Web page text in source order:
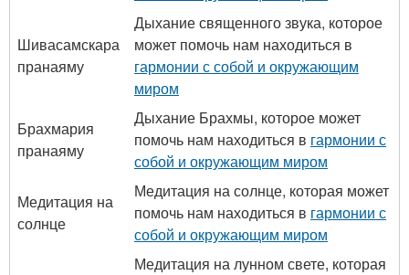
Шивасамскара
пранаяму
Дыхание священного звука, которое
может помочь нам находиться в
гармонии с собой и окружающим
миром
Брахмария
пранаяму
Дыхание Брахмы, которое может
помочь нам находиться в гармонии с
собой и окружающим миром
Медитация на
солнце
Медитация на солнце, которая может
помочь нам находиться в гармонии с
собой и окружающим миром
Медитация на лунном свете, которая